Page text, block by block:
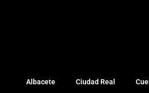
Albacete Ciudad Real